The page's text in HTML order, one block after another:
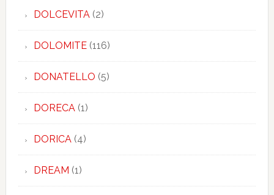
DOLCEVITA(2)
DOLOMITE(116)
DONATELLO (5)
DORECA(1)
DORICA(4)
DREAM (1)